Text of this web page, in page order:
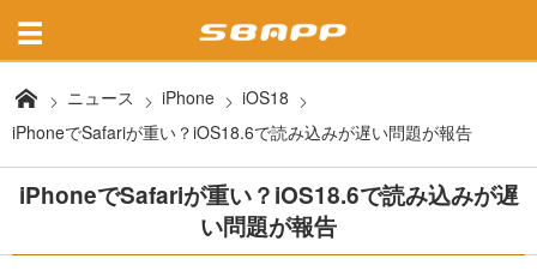
ニュース iPhone
iOS18
iPhoneでSafariが重い？iOS18.6で読み込みが遅い問題が報告
iPhoneでSafariが重い？iOS18.6で読み込みが遅
い問題が報告